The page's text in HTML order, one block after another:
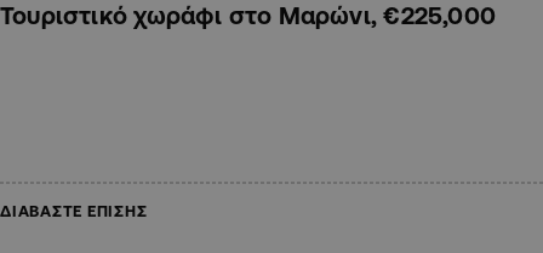
Τουριστικό χωράφι στο Μαρώνι, €225,000
ΔΙΑΒΑΣΤΕ ΕΠΙΣΗΣ